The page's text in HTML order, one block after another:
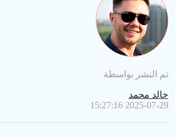
تم النشر بواسطة
خالد محمد
2025-07-29 15:27:16